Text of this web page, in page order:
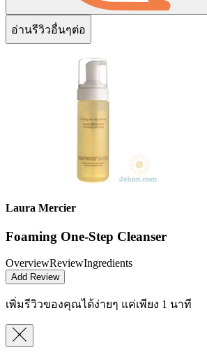
อ่านรีวิวอื่นๆต่อ
Laura Mercier
Foaming One-Step Cleanser
OverviewReviewIngredients
Add Review
เพิ่มรีวิวของคุณได้ง่ายๆ แค่เพียง 1 นาที